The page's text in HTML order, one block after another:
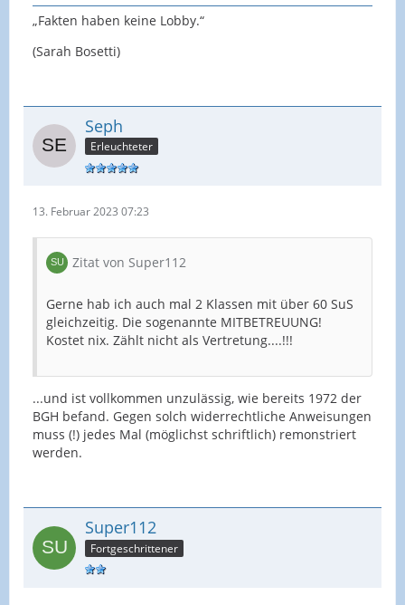
„Fakten haben keine Lobby.“
(Sarah Bosetti)
Seph
Erleuchteter
13. Februar 2023 07:23
Zitat von Super112
Gerne hab ich auch mal 2 Klassen mit über 60 SuS
gleichzeitig. Die sogenannte MITBETREUUNG!
Kostet nix. Zählt nicht als Vertretung....!!!
...und ist vollkommen unzulässig, wie bereits 1972 der
BGH befand. Gegen solch widerrechtliche Anweisungen
muss (!) jedes Mal (möglichst schriftlich) remonstriert
werden.
Super112
Fortgeschrittener